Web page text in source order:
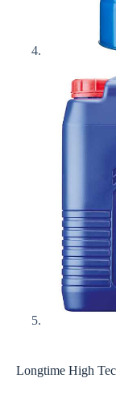
Longtime High